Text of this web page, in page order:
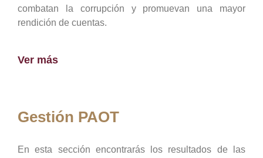
combatan la corrupción y promuevan una mayor
rendición de cuentas.
Ver más
Gestión PAOT
En esta sección encontrarás los resultados de las